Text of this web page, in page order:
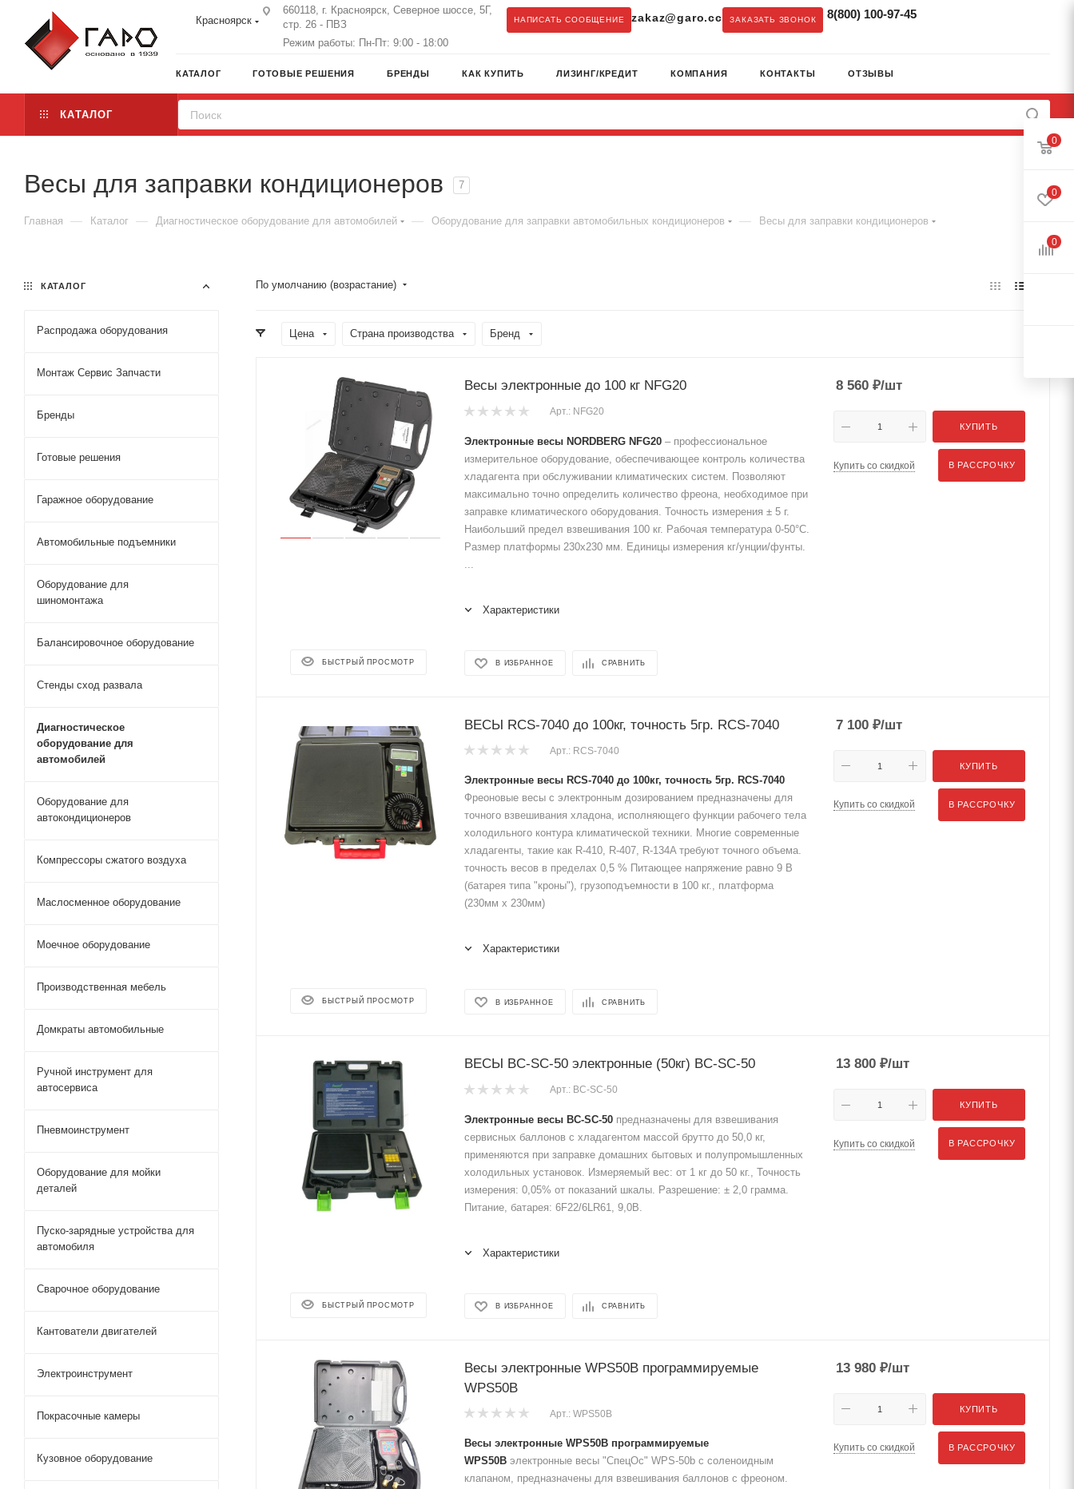
Красноярск
660118, г. Красноярск, Северное шоссе, 5Г,
стр. 26 - ПВЗ
Режим работы: Пн-Пт: 9:00 - 18:00
НАПИСАТЬ СООБЩЕНИЕ zakaz@garo.cc ЗАКАЗАТЬ ЗВОНОК 8(800) 100-97-45
КАТАЛОГ ГОТОВЫЕ РЕШЕНИЯ БРЕНДЫ КАК КУПИТЬ ЛИЗИНГ/КРЕДИТ КОМПАНИЯ КОНТАКТЫ ОТЗЫВЫ
КАТАЛОГ
Весы для заправки кондиционеров 7
Главная — Каталог — Диагностическое оборудование для автомобилей — Оборудование для заправки автомобильных кондиционеров — Весы для заправки кондиционеров
По умолчанию (возрастание)
Цена Страна производства Бренд
БЫСТРЫЙ ПРОСМОТР
Весы электронные до 100 кг NFG20
Арт.: NFG20
Электронные весы NORDBERG NFG20 – профессиональное
измерительное оборудование, обеспечивающее контроль количества
хладагента при обслуживании климатических систем. Позволяют
максимально точно определить количество фреона, необходимое при
заправке климатического оборудования. Точность измерения ± 5 г.
Наибольший предел взвешивания 100 кг. Рабочая температура 0-50°C.
Размер платформы 230х230 мм. Единицы измерения кг/унции/фунты.
Характеристики
В ИЗБРАННОЕ СРАВНИТЬ
8 560 ₽/шт
КУПИТЬ
Купить со скидкой В РАССРОЧКУ
БЫСТРЫЙ ПРОСМОТР
ВЕСЫ RCS-7040 до 100кг, точность 5гр. RCS-7040
Арт.: RCS-7040
Электронные весы RCS-7040 до 100кг, точность 5гр. RCS-7040
Фреоновые весы с электронным дозированием предназначены для
точного взвешивания хладона, исполняющего функции рабочего тела
холодильного контура климатической техники. Многие современные
хладагенты, такие как R-410, R-407, R-134A требуют точного объема.
точность весов в пределах 0,5 % Питающее напряжение равно 9 В
(батарея типа "кроны"), грузоподъемности в 100 кг., платформа
(230мм х 230мм)
Характеристики
В ИЗБРАННОЕ СРАВНИТЬ
7 100 ₽/шт
КУПИТЬ
Купить со скидкой В РАССРОЧКУ
БЫСТРЫЙ ПРОСМОТР
ВЕСЫ BC-SC-50 электронные (50кг) BC-SC-50
Арт.: BC-SC-50
Электронные весы BC-SC-50 предназначены для взвешивания
сервисных баллонов с хладагентом массой брутто до 50,0 кг,
применяются при заправке домашних бытовых и полупромышленных
холодильных установок. Измеряемый вес: от 1 кг до 50 кг., Точность
измерения: 0,05% от показаний шкалы. Разрешение: ± 2,0 грамма.
Питание, батарея: 6F22/6LR61, 9,0В.
Характеристики
В ИЗБРАННОЕ СРАВНИТЬ
13 800 ₽/шт
КУПИТЬ
Купить со скидкой В РАССРОЧКУ
Весы электронные WPS50B программируемые
WPS50B
Арт.: WPS50B
Весы электронные WPS50B программируемые
WPS50B электронные весы "СпецОс" WPS-50b с соленоидным
клапаном, предназначены для взвешивания баллонов с фреоном.
13 980 ₽/шт
КУПИТЬ
Купить со скидкой В РАССРОЧКУ
КАТАЛОГ
Распродажа оборудования
Монтаж Сервис Запчасти
Бренды
Готовые решения
Гаражное оборудование
Автомобильные подъемники
Оборудование для
шиномонтажа
Балансировочное оборудование
Стенды сход развала
Диагностическое
оборудование для
автомобилей
Оборудование для
автокондиционеров
Компрессоры сжатого воздуха
Маслосменное оборудование
Моечное оборудование
Производственная мебель
Домкраты автомобильные
Ручной инструмент для
автосервиса
Пневмоинструмент
Оборудование для мойки
деталей
Пуско-зарядные устройства для
автомобиля
Сварочное оборудование
Кантователи двигателей
Электроинструмент
Покрасочные камеры
Кузовное оборудование
0
0
0